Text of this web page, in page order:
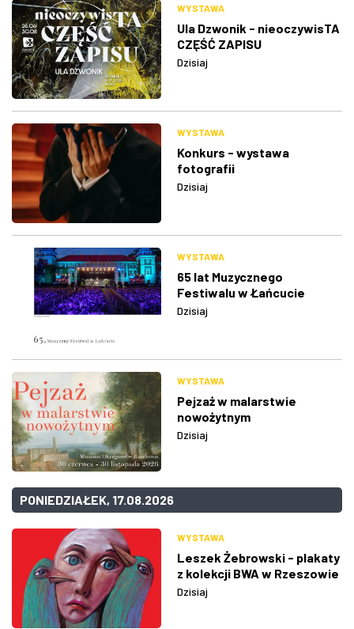
WYSTAWA
Ula Dzwonik - nieoczywisTA
CZĘŚĆ ZAPISU
Dzisiaj
WYSTAWA
Konkurs - wystawa
fotografii
Dzisiaj
WYSTAWA
65 lat Muzycznego
Festiwalu w Łańcucie
Dzisiaj
WYSTAWA
Pejzaż w malarstwie
nowożytnym
Dzisiaj
PONIEDZIAŁEK, 17.08.2026
WYSTAWA
Leszek Żebrowski - plakaty
z kolekcji BWA w Rzeszowie
Dzisiaj